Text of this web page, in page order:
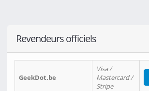
Revendeurs officiels
GeekDot.be
Visa /
Mastercard /
Stripe